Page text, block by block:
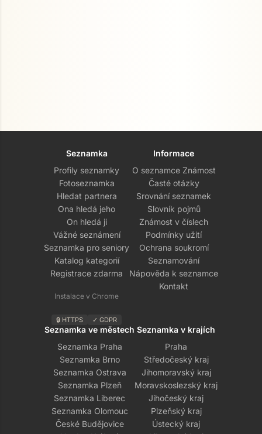
Seznamka
Profily seznamky
Fotoseznamka
Hledat partnera
Ona hledá jeho
On hledá ji
Vážné seznámení
Seznamka pro seniory
Katalog kategorií
Registrace zdarma
Instalace v Chrome
🔒 HTTPS ✓ GDPR
Informace
O seznamce Známost
Časté otázky
Srovnání seznamek
Slovník pojmů
Známost v číslech
Podmínky užití
Ochrana soukromí
Seznamování
Nápověda k seznamce
Kontakt
Seznamka ve městech
Seznamka Praha
Seznamka Brno
Seznamka Ostrava
Seznamka Plzeň
Seznamka Liberec
Seznamka Olomouc
České Budějovice
Seznamka v krajích
Praha
Středočeský kraj
Jihomoravský kraj
Moravskoslezský kraj
Jihočeský kraj
Plzeňský kraj
Ústecký kraj